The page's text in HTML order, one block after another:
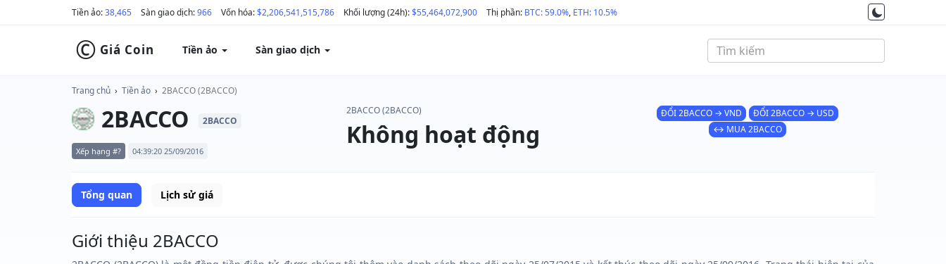
Tiền ảo:38,465 Sàn giao dịch:966 Vốn hóa:$2,206,541,515,786 Khối lượng (24h):$55,464,072,900 Thị phần: BTC: 59.0%, ETH: 10.5%
© Giá Coin Tiền ảo Sàn giao dịch
Trang chủ › Tiền ảo › 2BACCO (2BACCO)
2BACCO 2BACCO
Xếp hạng #? 04:39:20 25/09/2016
2BACCO (2BACCO)
Không hoạt động
ĐỔI 2BACCO → VND
ĐỔI 2BACCO → USD
↔ MUA 2BACCO
Tổng quan Lịch sử giá
Giới thiệu 2BACCO